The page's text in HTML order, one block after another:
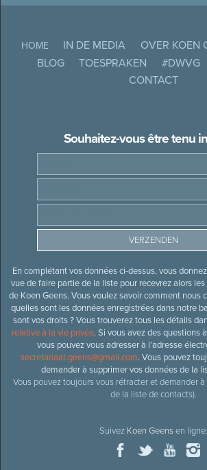
HOME IN DE MEDIA OVER KOEN
BLOG
TOESPRAKEN #DWVG
CONTACT
Souhaitez-vous être tenu
En complétant vos données ci-dessus, vous
vue de faire partie de la liste pour recevrez alors
de Koen Geens. Vous voulez savoir comment nous
quelles sont les données enregistrées dans notre
sont vos droits ? Vous trouverez tous les détails
relative à la vie privée. Si vous avez des questions
vous pouvez vous adresser à l’adresse
secretariaat.geens@gmail.com. Vous pouvez
demander à supprimer vos données de la
Vous pouvez toujours vous rétracter et demander
de la liste de contacts).
Suivez Koen Geensen ligne: